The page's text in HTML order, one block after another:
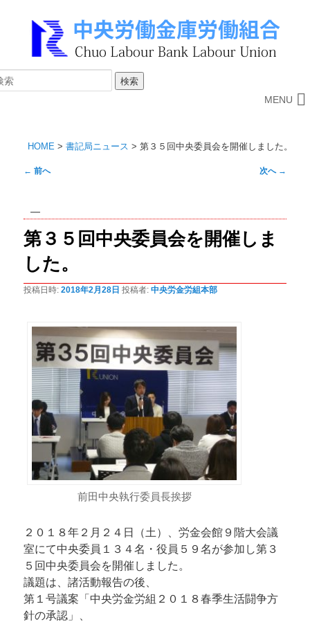
MENU
HOME > 書記局ニュース > 第３５回中央委員会を開催しました。
投
ビ
ゲ
シ
ョ
← 前へ 次へ →
第３５回中央委員会を開催しま
した。
投稿日時:2018年2月28日 投稿者:中央労金労組本部
前田中央執行委員長挨拶
２０１８年２月２４日（土）、労金会館９階大会議
室にて中央委員１３４名・役員５９名が参加し第３
５回中央委員会を開催しました。
議題は、諸活動報告の後、
第１号議案「中央労金労組２０１８春季生活闘争方
針の承認」、